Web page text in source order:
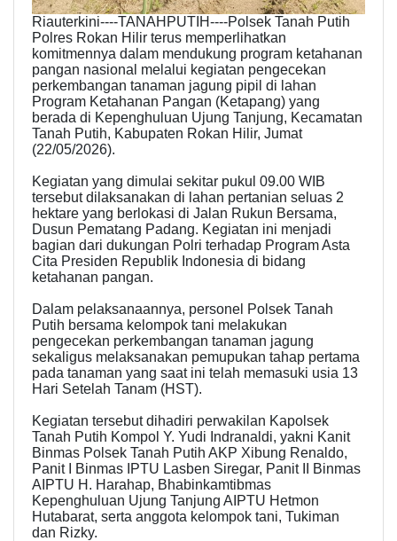
Riauterkini----TANAHPUTIH----Polsek Tanah Putih
Polres Rokan Hilir terus memperlihatkan
komitmennya dalam mendukung program ketahanan
pangan nasional melalui kegiatan pengecekan
perkembangan tanaman jagung pipil di lahan
Program Ketahanan Pangan (Ketapang) yang
berada di Kepenghuluan Ujung Tanjung, Kecamatan
Tanah Putih, Kabupaten Rokan Hilir, Jumat
(22/05/2026).
Kegiatan yang dimulai sekitar pukul 09.00 WIB
tersebut dilaksanakan di lahan pertanian seluas 2
hektare yang berlokasi di Jalan Rukun Bersama,
Dusun Pematang Padang. Kegiatan ini menjadi
bagian dari dukungan Polri terhadap Program Asta
Cita Presiden Republik Indonesia di bidang
ketahanan pangan.
Dalam pelaksanaannya, personel Polsek Tanah
Putih bersama kelompok tani melakukan
pengecekan perkembangan tanaman jagung
sekaligus melaksanakan pemupukan tahap pertama
pada tanaman yang saat ini telah memasuki usia 13
Hari Setelah Tanam (HST).
Kegiatan tersebut dihadiri perwakilan Kapolsek
Tanah Putih Kompol Y. Yudi Indranaldi, yakni Kanit
Binmas Polsek Tanah Putih AKP Xibung Renaldo,
Panit I Binmas IPTU Lasben Siregar, Panit II Binmas
AIPTU H. Harahap, Bhabinkamtibmas
Kepenghuluan Ujung Tanjung AIPTU Hetmon
Hutabarat, serta anggota kelompok tani, Tukiman
dan Rizky.